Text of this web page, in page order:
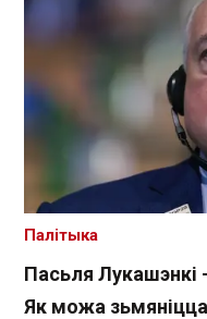
Пасьля Лукашэнкі
Як можа
Палітыка